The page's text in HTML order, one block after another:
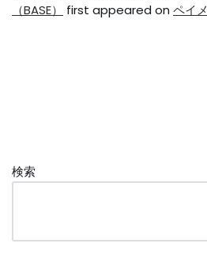
（BASE）
first appeared on ペイ
検索